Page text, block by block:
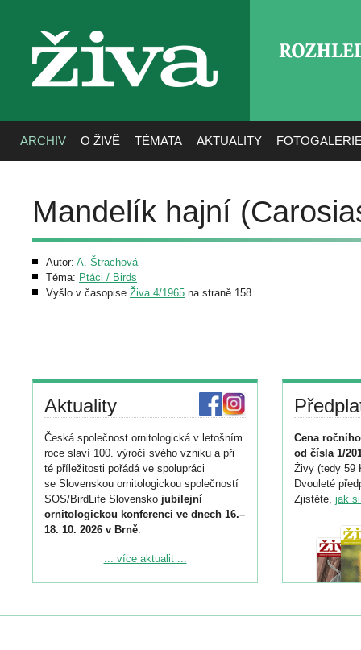
živa
ARCHIV O ŽIVĚ TÉMATA AKTUALITY
Mandelík hajní
Autor: A. Štrachová
Téma: Ptáci / Birds
Vyšlo v časopise Živa 4/1965 na straně 158
Aktuality
Česká společnost ornitologická v letošním
roce slaví 100. výročí svého vzniku a při
té příležitosti pořádá ve spolupráci
se Slovenskou ornitologickou společností
SOS/BirdLife Slovensko jubilejní
ornitologickou konferenci ve dnech 16.–
18. 10. 2026 v Brně.
Podrobnější informace ke konferenci
Registrovat se můžete do 6. září.
... více aktualit ...
Cena
od čísla 1/
Živy (tedy 59
Dvouleté
Zjistěte, jak